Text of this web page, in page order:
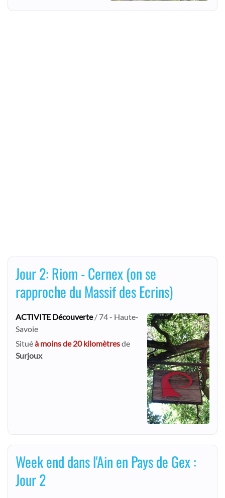
Jour 2: Riom - Cernex (on se
rapproche du Massif des Ecrins)
ACTIVITE Découverte/ 74 - Haute-
Savoie
Situéà moins de 20 kilomètresde
Surjoux
Week end dans l'Ain en Pays de Gex :
Jour 2